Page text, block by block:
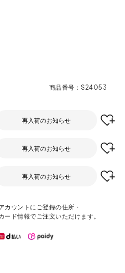
商品番号 S24053
再入荷のお知らせ
再入荷のお知らせ
再入荷のお知らせ
カウントにご登録の住所・
ード情報でご注文いただけます。